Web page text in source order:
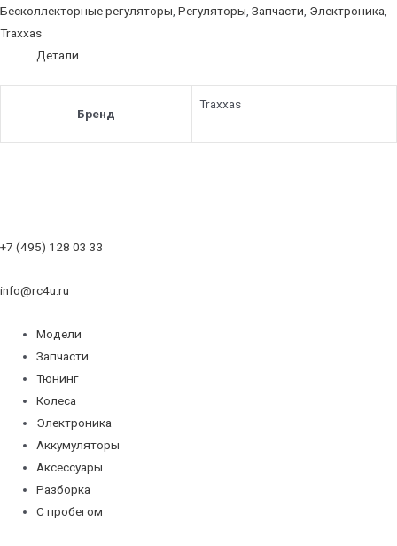
Бесколлекторные регуляторы, Регуляторы, Запчасти, Электроника,
Traxxas
Детали
Бренд
Traxxas
+7 (495) 128 03 33
info@rc4u.ru
Модели
Запчасти
Тюнинг
Колеса
Электроника
Аккумуляторы
Аксессуары
Разборка
С пробегом